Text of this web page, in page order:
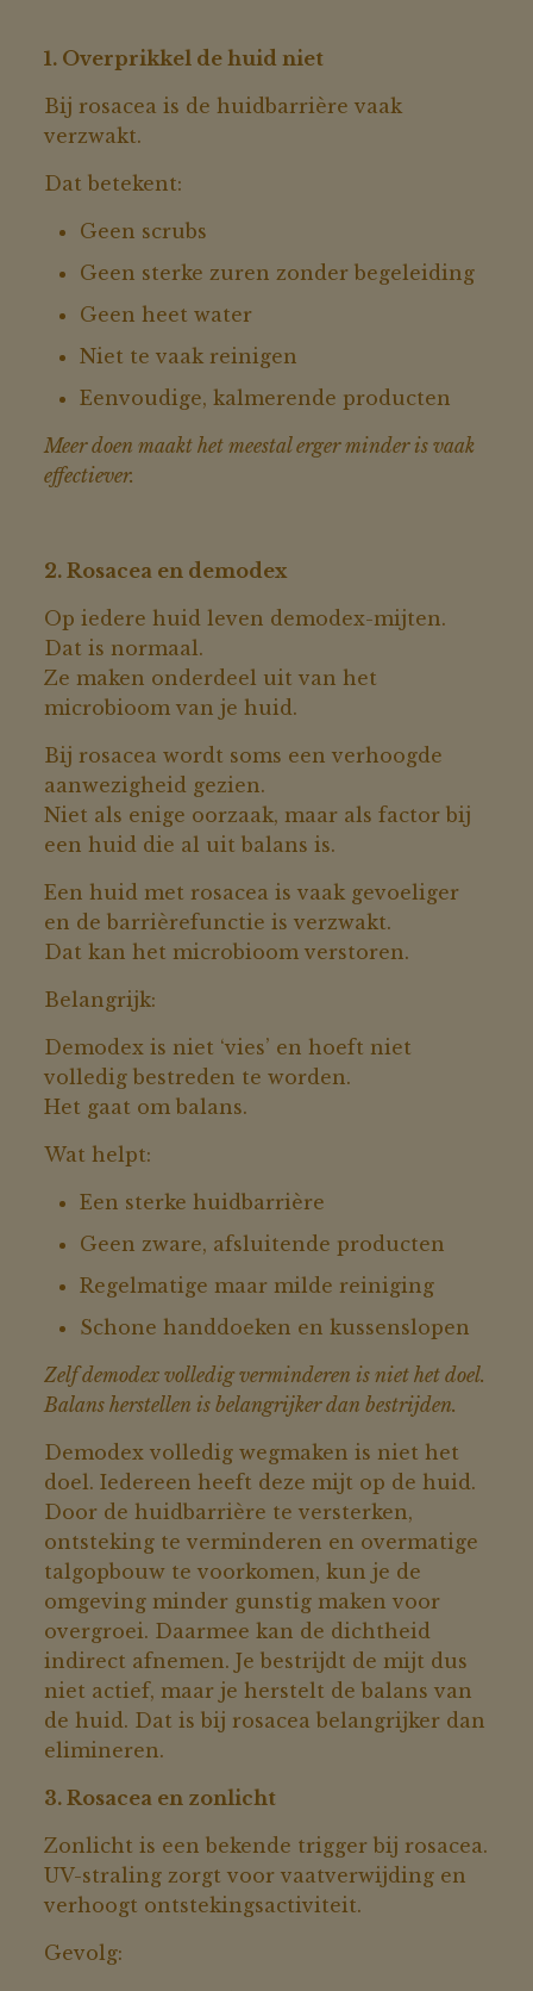
1. Overprikkel de huid niet
Bij rosacea is de huidbarrière vaak
verzwakt.
Dat betekent:
Geen scrubs
Geen sterke zuren zonder begeleiding
Geen heet water
Niet te vaak reinigen
Eenvoudige, kalmerende producten
Meer doen maakt het meestal erger minder is vaak
effectiever.
2. Rosacea en demodex
Op iedere huid leven demodex-mijten.
Dat is normaal.
Ze maken onderdeel uit van het
microbioom van je huid.
Bij rosacea wordt soms een verhoogde
aanwezigheid gezien.
Niet als enige oorzaak, maar als factor bij
een huid die al uit balans is.
Een huid met rosacea is vaak gevoeliger
en de barrièrefunctie is verzwakt.
Dat kan het microbioom verstoren.
Belangrijk:
Demodex is niet ‘vies’ en hoeft niet
volledig bestreden te worden.
Het gaat om balans.
Wat helpt:
Een sterke huidbarrière
Geen zware, afsluitende producten
Regelmatige maar milde reiniging
Schone handdoeken en kussenslopen
Zelf demodex volledig verminderen is niet het doel.
Balans herstellen is belangrijker dan bestrijden.
Demodex volledig wegmaken is niet het
doel. Iedereen heeft deze mijt op de huid.
Door de huidbarrière te versterken,
ontsteking te verminderen en overmatige
talgopbouw te voorkomen, kun je de
omgeving minder gunstig maken voor
overgroei. Daarmee kan de dichtheid
indirect afnemen. Je bestrijdt de mijt dus
niet actief, maar je herstelt de balans van
de huid. Dat is bij rosacea belangrijker dan
elimineren.
3. Rosacea en zonlicht
Zonlicht is een bekende trigger bij rosacea.
UV-straling zorgt voor vaatverwijding en
verhoogt ontstekingsactiviteit.
Gevolg: